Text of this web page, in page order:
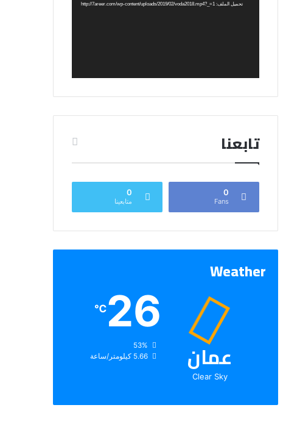
تحميل الملف: http://7areer.com/wp-content/uploads/2019/02/voda2018.mp4?_=1
تابعنا
0
Fans
0
متابعينا
Weather
عمان
Clear Sky
26
℃
الرطوبة:
الرياح: